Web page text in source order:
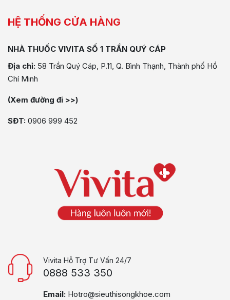
HỆ THỐNG CỬA HÀNG
NHÀ THUỐC VIVITA SỐ 1 TRẦN QUÝ CÁP
Địa chỉ: 58 Trần Quý Cáp, P.11, Q. Bình Thạnh, Thành phố Hồ
Chí Minh
(Xem đường đi >>)
SĐT: 0906 999 452
Vivita Hỗ Trợ Tư Vấn 24/7
0888 533 350
Email: Hotro@sieuthisongkhoe.com